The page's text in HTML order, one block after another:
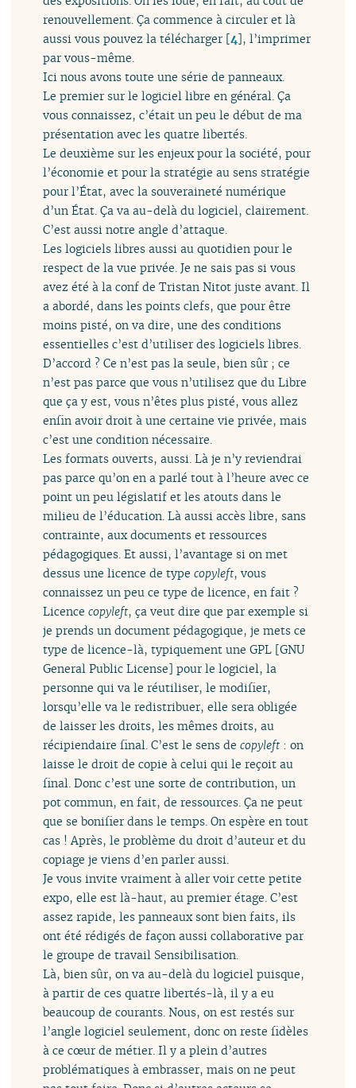
renouvellement. Ça commence à circuler et là
aussi vous pouvez la télécharger [4], l’imprimer
par vous-même.
Ici nous avons toute une série de panneaux.
Le premier sur le logiciel libre en général. Ça
vous connaissez, c’était un peu le début de ma
présentation avec les quatre libertés.
Le deuxième sur les enjeux pour la société, pour
l’économie et pour la stratégie au sens stratégie
pour l’État, avec la souveraineté numérique
d’un État. Ça va au-delà du logiciel, clairement.
C’est aussi notre angle d’attaque.
Les logiciels libres aussi au quotidien pour le
respect de la vue privée. Je ne sais pas si vous
avez été à la conf de Tristan Nitot juste avant. Il
a abordé, dans les points clefs, que pour être
moins pisté, on va dire, une des conditions
essentielles c’est d’utiliser des logiciels libres.
D’accord ? Ce n’est pas la seule, bien sûr ; ce
n’est pas parce que vous n’utilisez que du Libre
que ça y est, vous n’êtes plus pisté, vous allez
enfin avoir droit à une certaine vie privée, mais
c’est une condition nécessaire.
Les formats ouverts, aussi. Là je n’y reviendrai
pas parce qu’on en a parlé tout à l’heure avec ce
point un peu législatif et les atouts dans le
milieu de l’éducation. Là aussi accès libre, sans
contrainte, aux documents et ressources
pédagogiques. Et aussi, l’avantage si on met
dessus une licence de typecopyleft, vous
connaissez un peu ce type de licence, en fait ?
Licencecopyleft, ça veut dire que par exemple si
je prends un document pédagogique, je mets ce
type de licence-là, typiquement une GPL [GNU
General Public License] pour le logiciel, la
personne qui va le réutiliser, le modifier,
lorsqu’elle va le redistribuer, elle sera obligée
de laisser les droits, les mêmes droits, au
récipiendaire final. C’est le sens decopyleft : on
laisse le droit de copie à celui qui le reçoit au
final. Donc c’est une sorte de contribution, un
pot commun, en fait, de ressources. Ça ne peut
que se bonifier dans le temps. On espère en tout
cas ! Après, le problème du droit d’auteur et du
copiage je viens d’en parler aussi.
Je vous invite vraiment à aller voir cette petite
expo, elle est là-haut, au premier étage. C’est
assez rapide, les panneaux sont bien faits, ils
ont été rédigés de façon aussi collaborative par
le groupe de travail Sensibilisation.
Là, bien sûr, on va au-delà du logiciel puisque,
à partir de ces quatre libertés-là, il y a eu
beaucoup de courants. Nous, on est restés sur
l’angle logiciel seulement, donc on reste fidèles
à ce cœur de métier. Il y a plein d’autres
problématiques à embrasser, mais on ne peut